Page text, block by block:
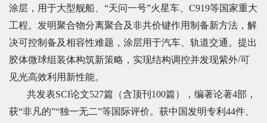
涂层，用于大型舰船、“天问一号”火星车、C919等国家重大
工程。发明聚合物分离聚合及非共价键作用制备新方法，解
决可控制备及相容性难题，涂层用于汽车、轨道交通。提出
胶体微球组装体构筑新策略，实现结构调控并发现紫外/可
见光高效利用新性能。
共发表SCI论文527篇（含顶刊100篇），编著论著4部，
获“非凡的”“独一无二”等国际评价。获中国发明专利44件、